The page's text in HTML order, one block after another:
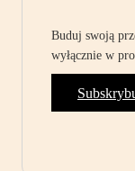
Buduj swoją
wyłącznie w